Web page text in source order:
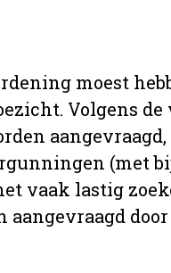
moest
Volgens
(met
vaak lastig